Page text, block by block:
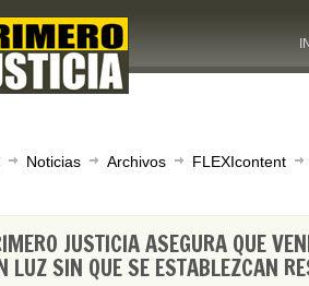
Noticias Archivos FLEXIcontent
JUSTICIA ASEGURA QUE
LUZ SIN QUE SE ESTABLEZCAN